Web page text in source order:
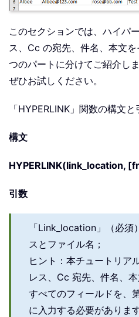
このセクションでは、ハイパ
ス、Cc の宛先、件名、本文
つのパートに分けてご紹介し
ぜひお試しください。
「HYPERLINK」関数の構文
構文
HYPERLINK(link_location,
引数
「Link_location」（必
スとファイル名；
ヒント：本チュートリア
レス、Cc 宛先、件名、
すべてのフィールドを、
に入力する必要があります